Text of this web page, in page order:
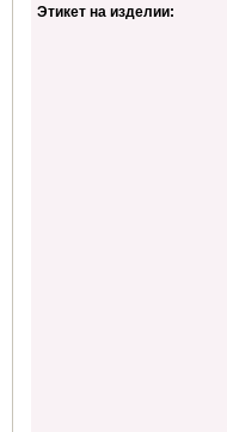
Этикет на изделии: